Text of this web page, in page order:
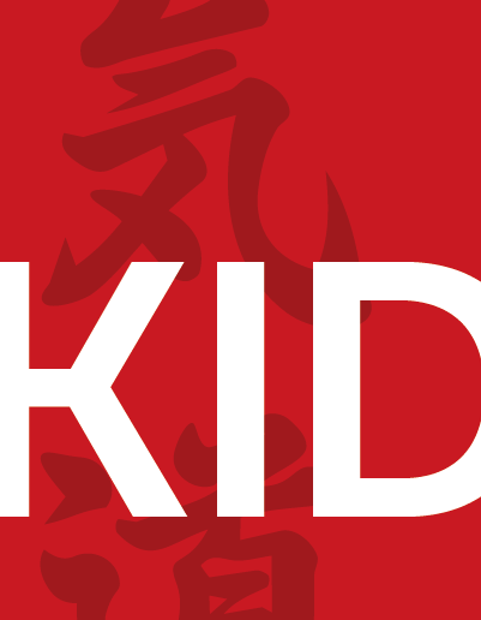
a posé l’obligation pour les
républicain (CER) pour pouvoir
publique.
qui visent d’une part à faire respecter
humaine ainsi que les symboles de
laïque de la République et à s’abstenir